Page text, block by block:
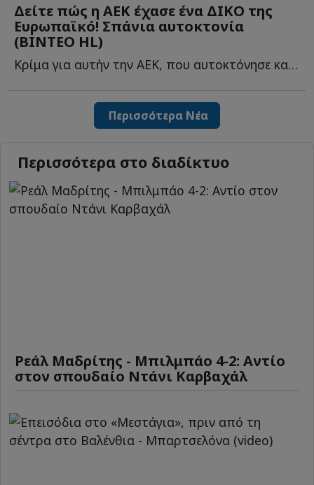
Δείτε πώς η ΑΕΚ έχασε ένα ΔΙΚΟ της
Ευρωπαϊκό! Σπάνια αυτοκτονία
(ΒΙΝΤΕΟ HL)
Κρίμα για αυτήν την ΑΕΚ, που αυτοκτόνησε και έχασε με 86...
Περισσότερα Νέα
Περισσότερα στο διαδίκτυο
Ρεάλ Μαδρίτης - Μπιλμπάο 4-2: Αντίο
στον σπουδαίο Ντάνι Καρβαχάλ